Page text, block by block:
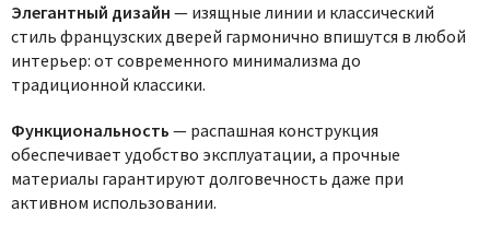
Элегантный дизайн — изящные линии и классический
стиль французских дверей гармонично впишутся в любой
интерьер: от современного минимализма до
традиционной классики.
Функциональность — распашная конструкция
обеспечивает удобство эксплуатации, а прочные
материалы гарантируют долговечность даже при
активном использовании.